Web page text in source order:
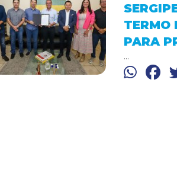
TERMO
PARA
...